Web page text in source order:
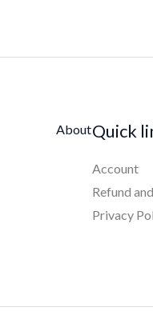
Quick
Account
Refund
Privacy
About